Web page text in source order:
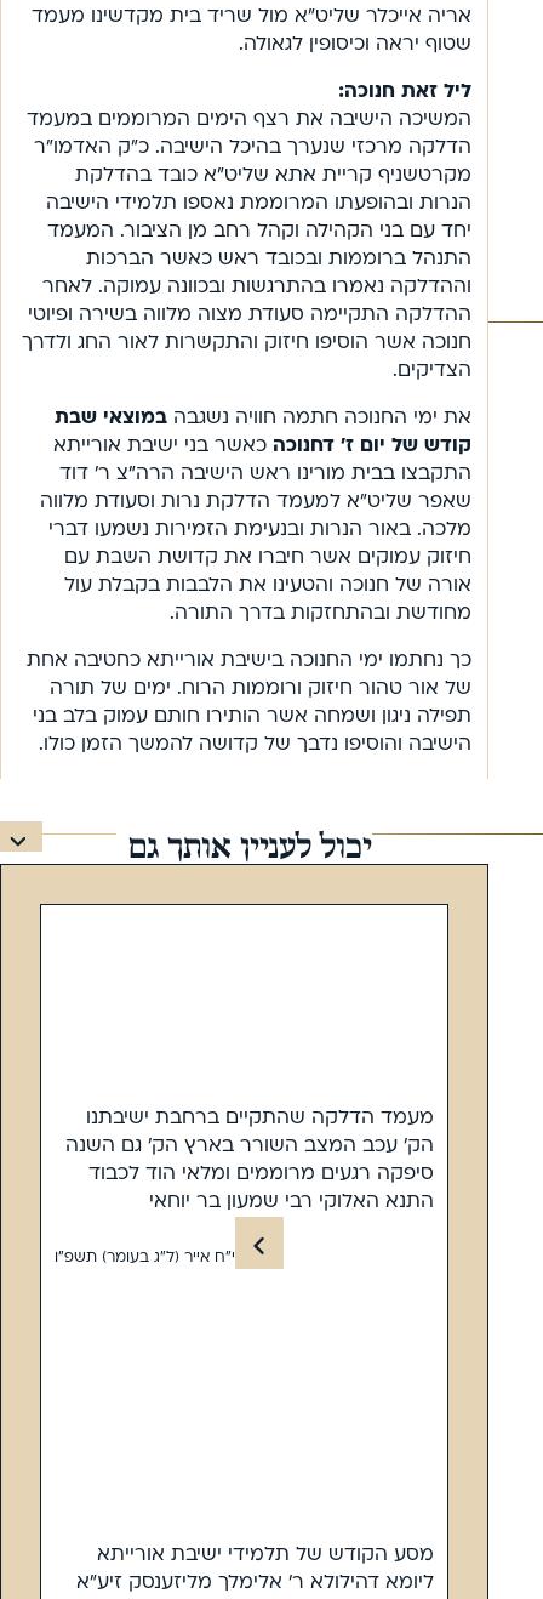
אריה אייכלר שליט”א מול שריד בית מקדשינו מעמד
שטוף יראה וכיסופין לגאולה.
ליל זאת חנוכה:
המשיכה הישיבה את רצף הימים המרוממים במעמד
הדלקה מרכזי שנערך בהיכל הישיבה. כ”ק האדמו”ר
מקרטשניף קריית אתא שליט”א כובד בהדלקת
הנרות ובהופעתו המרוממת נאספו תלמידי הישיבה
יחד עם בני הקהילה וקהל רחב מן הציבור. המעמד
התנהל ברוממות ובכובד ראש כאשר הברכות
וההדלקה נאמרו בהתרגשות ובכוונה עמוקה. לאחר
ההדלקה התקיימה סעודת מצוה מלווה בשירה ופיוטי
חנוכה אשר הוסיפו חיזוק והתקשרות לאור החג ולדרך
הצדיקים.
את ימי החנוכה חתמה חוויה נשגבהבמוצאי שבת
קודש של יום ז’ דחנוכה כאשר בני ישיבת אורייתא
התקבצו בבית מורינו ראש הישיבה הרה”צ ר’ דוד
שאפר שליט”א למעמד הדלקת נרות וסעודת מלווה
מלכה. באור הנרות ובנעימת הזמירות נשמעו דברי
חיזוק עמוקים אשר חיברו את קדושת השבת עם
אורה של חנוכה והטעינו את הלבבות בקבלת עול
מחודשת ובהתחזקות בדרך התורה.
כך נחתמו ימי החנוכה בישיבת אורייתא כחטיבה אחת
של אור טהור חיזוק ורוממות הרוח. ימים של תורה
תפילה ניגון ושמחה אשר הותירו חותם עמוק בלב בני
הישיבה והוסיפו נדבך של קדושה להמשך הזמן כולו.
יכול לעניין אותך גם
מעמד הדלקה שהתקיים ברחבת ישיבתנו
הק’ עכב המצב השורר בארץ הק’ גם השנה
סיפקה רגעים מרוממים ומלאי הוד לכבוד
התנא האלוקי רבי שמעון בר יוחאי
י”ח אייר (ל”ג בעומר) תשפ”ו
מסע הקודש של תלמידי ישיבת אורייתא
ליומא דהילולא ר’ אלימלך מליזענסק זיע”א